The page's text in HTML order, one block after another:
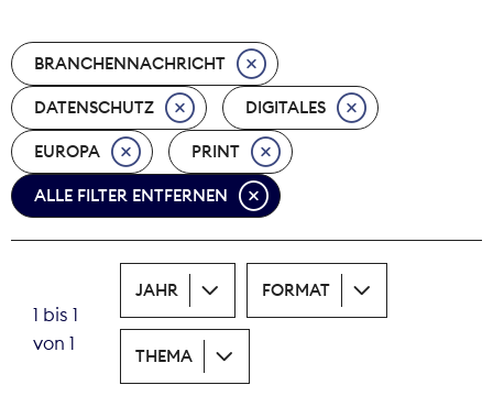
Nachhaltigkeit
Nachwuchs
Nova Award
Print
BRANCHENNACHRICHT
DATENSCHUTZ DIGITALES
EUROPA PRINT
ALLE FILTER ENTFERNEN
1 bis 1
von 1
JAHR FORMAT
THEMA